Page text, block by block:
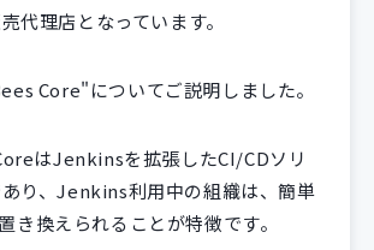
代理店となっています。
Core"についてご説明しました。
はJenkinsを拡張したCI/CDソリ
り、Jenkins利用中の組織は、簡単
き換えられることが特徴です。